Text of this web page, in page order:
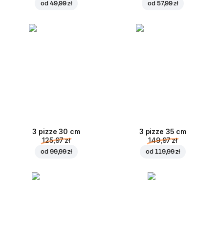
od 49,99 zł od 57,99 zł
3 pizze 30 cm
125,97 zł
od 99,99 zł
3 pizze 35 cm
149,97 zł
od 119,99 zł